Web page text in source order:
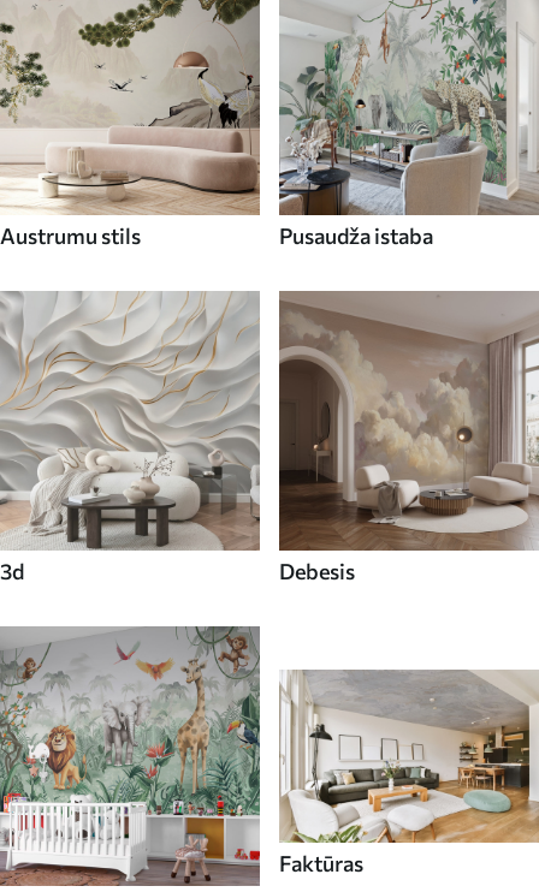
Austrumu stils Pusaudža istaba
3d Debesis
Faktūras